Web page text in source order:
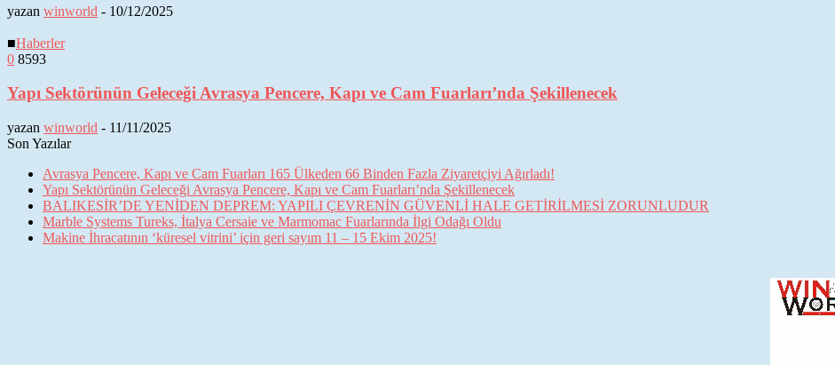
yazan winworld - 10/12/2025
■Haberler
0 8593
Yapı Sektörünün Geleceği Avrasya Pencere, Kapı ve Cam Fuarları’nda Şekillenecek
yazan winworld - 11/11/2025
Son Yazılar
Avrasya Pencere, Kapı ve Cam Fuarları 165 Ülkeden 66 Binden Fazla Ziyaretçiyi Ağırladı!
Yapı Sektörünün Geleceği Avrasya Pencere, Kapı ve Cam Fuarları’nda Şekillenecek
BALIKESİR’DE YENİDEN DEPREM: YAPILI ÇEVRENİN GÜVENLİ HALE GETİRİLMESİ ZORUNLUDUR
Marble Systems Tureks, İtalya Cersaie ve Marmomac Fuarlarında İlgi Odağı Oldu
Makine İhracatının ‘küresel vitrini’ için geri sayım 11 – 15 Ekim 2025!